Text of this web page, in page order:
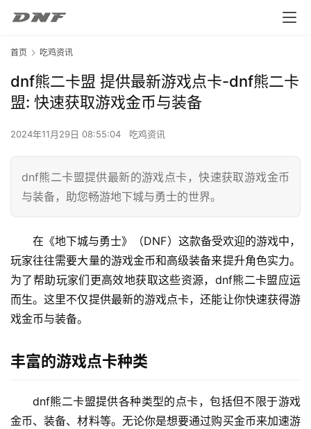
首页 吃鸡资讯
dnf熊二卡盟 提供最新游戏点卡-dnf熊二卡
盟: 快速获取游戏金币与装备
2024年11月29日 08:55:04 吃鸡资讯
dnf熊二卡盟提供最新的游戏点卡，快速获取游戏金币
与装备，助您畅游地下城与勇士的世界。
在《地下城与勇士》（DNF）这款备受欢迎的游戏中，
玩家往往需要大量的游戏金币和高级装备来提升角色实力。
为了帮助玩家们更高效地获取这些资源，dnf熊二卡盟应运
而生。这里不仅提供最新的游戏点卡，还能让你快速获得游
戏金币与装备。
丰富的游戏点卡种类
dnf熊二卡盟提供各种类型的点卡，包括但不限于游戏
金币、装备、材料等。无论你是想要通过购买金币来加速游